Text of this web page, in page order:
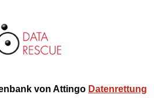
von Attingo Datenrettung